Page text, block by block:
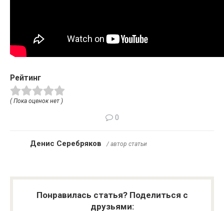
Рейтинг
( Пока оценок нет )
0
Денис Серебряков / автор статьи
Понравилась статья? Поделиться с
друзьями: